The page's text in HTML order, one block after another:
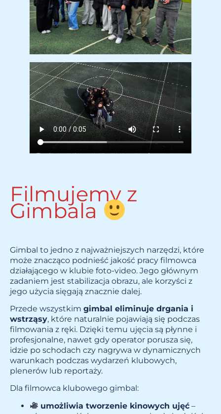
Filmujemy z
Gimbala
Gimbal to jedno z najważniejszych narzędzi, które
może znacząco podnieść jakość pracy filmowca
działającego w klubie foto-video. Jego głównym
zadaniem jest stabilizacja obrazu, ale korzyści z
jego użycia sięgają znacznie dalej.
Przede wszystkim gimbal eliminuje drgania i
wstrząsy, które naturalnie pojawiają się podczas
filmowania z ręki. Dzięki temu ujęcia są płynne i
profesjonalne, nawet gdy operator porusza się,
idzie po schodach czy nagrywa w dynamicznych
warunkach podczas wydarzeń klubowych,
plenerów lub reportaży.
Dla filmowca klubowego gimbal:
umożliwia tworzenie kinowych ujęć –